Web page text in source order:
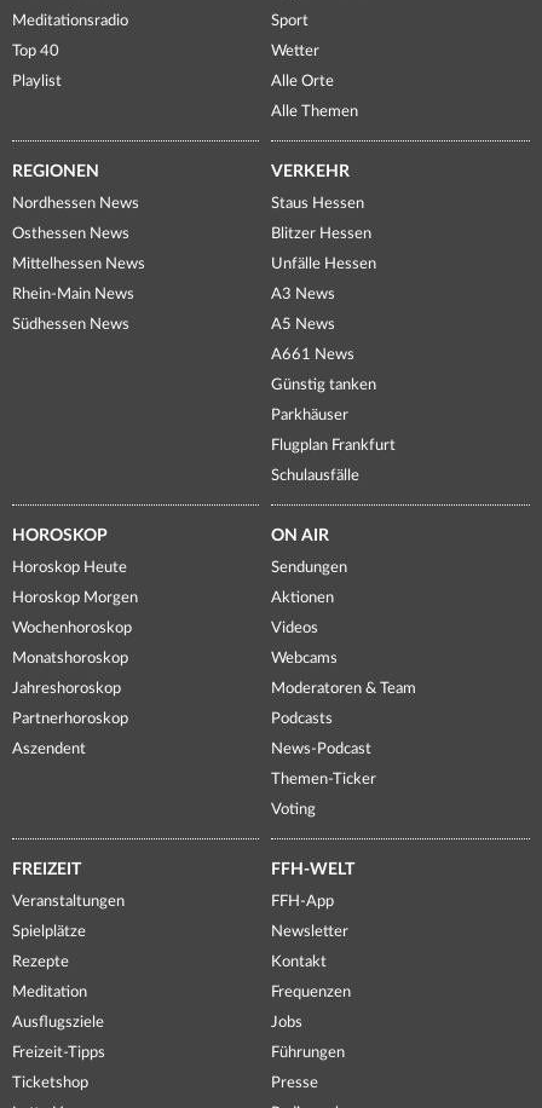
Meditationsradio
Top 40
Playlist
Sport
Wetter
Alle Orte
Alle Themen
REGIONEN
Nordhessen News
Osthessen News
Mittelhessen News
Rhein-Main News
Südhessen News
VERKEHR
Staus Hessen
Blitzer Hessen
Unfälle Hessen
A3 News
A5 News
A661 News
Günstig tanken
Parkhäuser
Flugplan Frankfurt
Schulausfälle
HOROSKOP
Horoskop Heute
Horoskop Morgen
Wochenhoroskop
Monatshoroskop
Jahreshoroskop
Partnerhoroskop
Aszendent
ON AIR
Sendungen
Aktionen
Videos
Webcams
Moderatoren & Team
Podcasts
News-Podcast
Themen-Ticker
Voting
FREIZEIT
Veranstaltungen
Spielplätze
Rezepte
Meditation
Ausflugsziele
Freizeit-Tipps
Ticketshop
FFH-WELT
FFH-App
Newsletter
Kontakt
Frequenzen
Jobs
Führungen
Presse